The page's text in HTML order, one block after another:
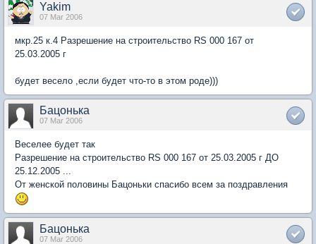
Yakim
07 Mar 2006
мкр.25 к.4 Разрешение на строительство RS 000 167 от
25.03.2005 г
будет весело ,если будет что-то в этом роде)))
Бацонька
07 Mar 2006
Веселее будет так
Разрешение на строительство RS 000 167 от 25.03.2005 г ДО
25.12.2005 ...
От женской половины Бацоньки спасибо всем за поздравления
Бацонька
07 Mar 2006